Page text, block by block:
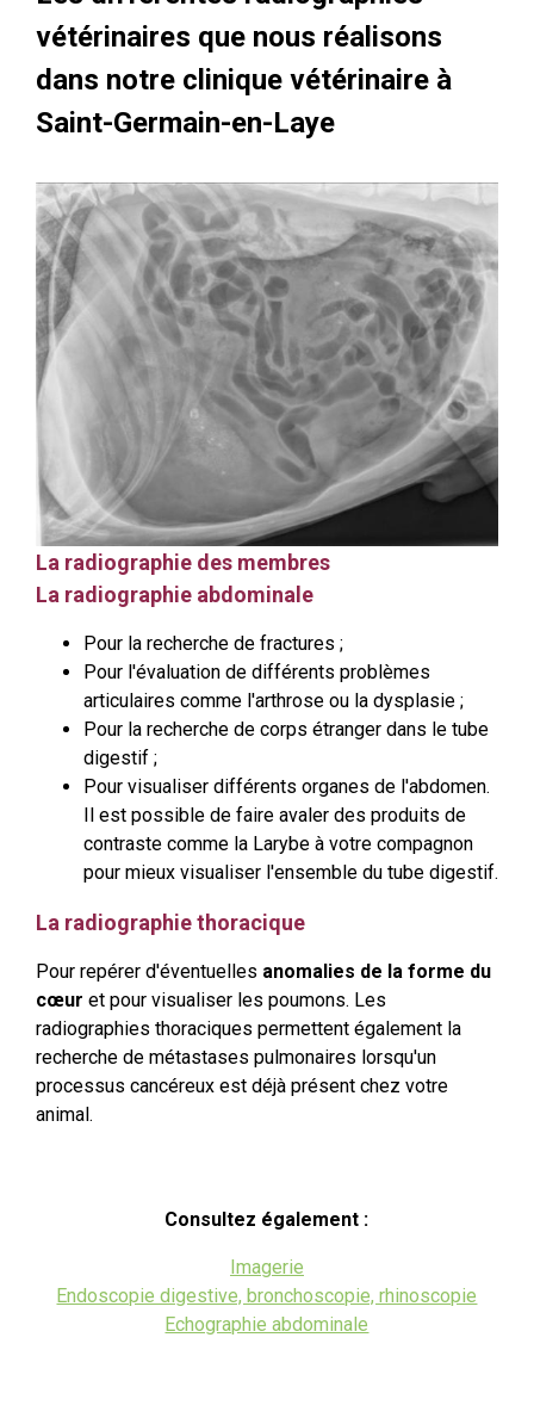
vétérinaires que nous réalisons
dans notre clinique vétérinaire à
Saint-Germain-en-Laye
La radiographie des membres
La radiographie abdominale
Pour la recherche de fractures ;
Pour l'évaluation de différents problèmes
articulaires comme l'arthrose ou la dysplasie ;
Pour la recherche de corps étranger dans le tube
digestif ;
Pour visualiser différents organes de l'abdomen.
Il est possible de faire avaler des produits de
contraste comme la Larybe à votre compagnon
pour mieux visualiser l'ensemble du tube digestif.
La radiographie thoracique
Pour repérer d'éventuelles anomalies de la forme du
cœur et pour visualiser les poumons. Les
radiographies thoraciques permettent également la
recherche de métastases pulmonaires lorsqu'un
processus cancéreux est déjà présent chez votre
animal.
Consultez également :
Imagerie
Endoscopie digestive, bronchoscopie, rhinoscopie
Echographie abdominale